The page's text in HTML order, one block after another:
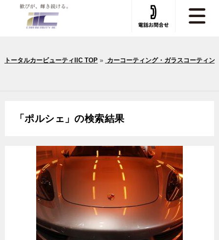
トータルカービューティIIC TOP» カーコーティング・ガラスコーティン
「ポルシェ 」の検索結果